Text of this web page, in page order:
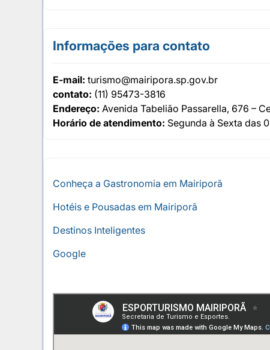
Informações para contato
E-mail: turismo@mairipora.sp.gov.br
contato: (11) 95473-3816
Endereço: Avenida Tabelião Passarella, 676 –
Horário de atendimento: Segunda à Sexta das
Conheça a Gastronomia em Mairiporã
Hotéis e Pousadas em Mairiporã
Destinos Inteligentes
Google